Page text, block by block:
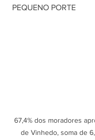
PEQUENO PORTE
67,4% dos moradores
de Vinhedo, soma de